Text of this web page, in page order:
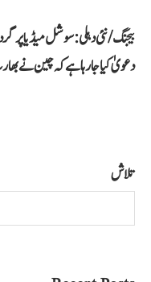
بیجنگ/نئی دہلی: سوشل میڈیا پر
دعویٰ کیا جا رہا ہے کہ چین نے
تلاش